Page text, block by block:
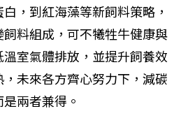
，到紅海藻等新飼料策略，
料組成，可不犧牲牛健康與
室氣體排放，並提升飼養效
未來各方齊心努力下，減碳
兩者兼得。